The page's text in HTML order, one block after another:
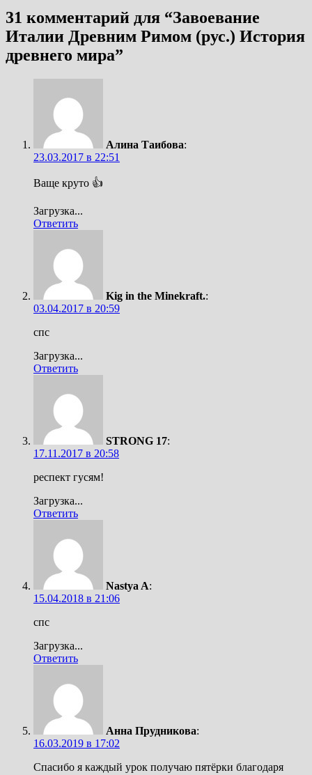
31 комментарий для “Завоевание
Италии Древним Римом (рус.) История
древнего мира”
Алина Таибова:
23.03.2017 в 22:51
Ваще круто 👍
Загрузка...
Ответить
Kig in the Minekraft.:
03.04.2017 в 20:59
спс
Загрузка...
Ответить
STRONG 17:
17.11.2017 в 20:58
респект гусям!
Загрузка...
Ответить
Nastya A:
15.04.2018 в 21:06
спс
Загрузка...
Ответить
Анна Прудникова:
16.03.2019 в 17:02
Спасибо я каждый урок получаю пятёрки благодаря